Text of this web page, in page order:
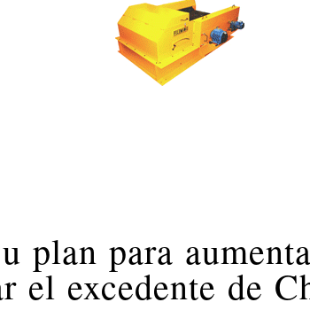
plan para
el excedente de